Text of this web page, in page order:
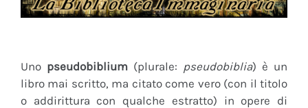
Uno pseudobiblium (plurale: pseudobiblia) è un
libro mai scritto, ma citato come vero (con il titolo
o addirittura con qualche estratto) in opere di